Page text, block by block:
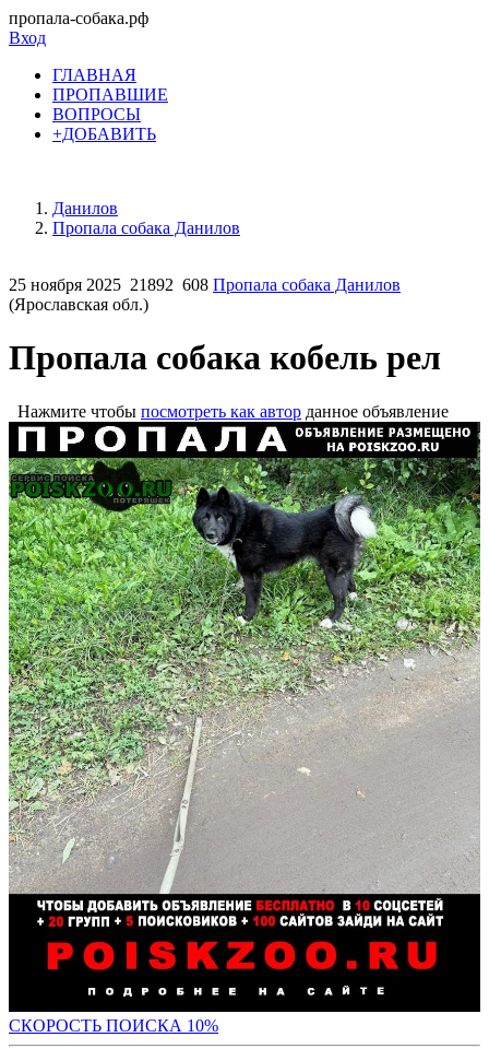
пропала-собака.рф
Вход
ГЛАВНАЯ
ПРОПАВШИЕ
ВОПРОСЫ
+ДОБАВИТЬ
Данилов
Пропала собака Данилов
25 ноября 2025 21892 608 Пропала собака Данилов
(Ярославская обл.)
Пропала собака кобель рел
Нажмите чтобы посмотреть как автор данное объявление
СКОРОСТЬ ПОИСКА 10%